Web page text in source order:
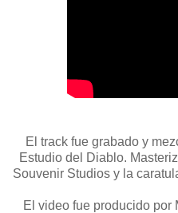
El track fue grabado y
Estudio del Diablo.
Souvenir Studios y la
El video fue producido por